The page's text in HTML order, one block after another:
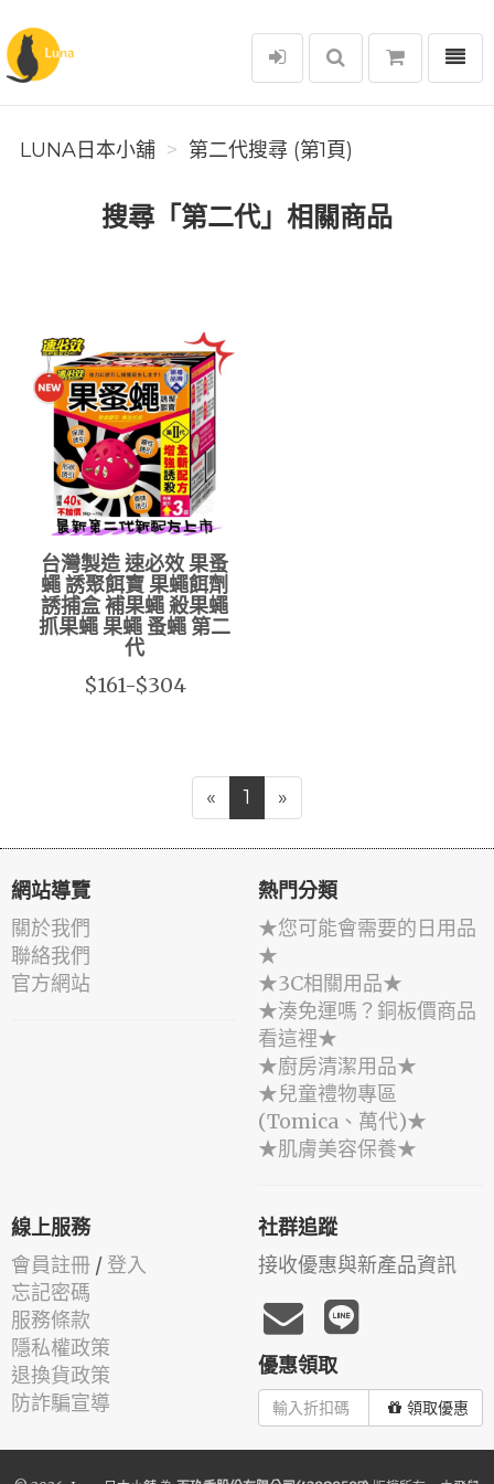
Luna日本小舖
選單
LUNA日本小舖 第二代搜尋 (第1頁)
搜尋「第二代」相關商品
台灣製造 速必效 果蚤
蠅 誘聚餌寶 果蠅餌劑
誘捕盒 補果蠅 殺果蠅
抓果蠅 果蠅 蚤蠅 第二
代
$161-$304
« 1 »
網站導覽
關於我們
聯絡我們
官方網站
熱門分類
★您可能會需要的日用品
★
★3C相關用品★
★湊免運嗎？銅板價商品
看這裡★
★廚房清潔用品★
★兒童禮物專區
(Tomica、萬代)★
★肌膚美容保養★
線上服務
會員註冊 / 登入
忘記密碼
服務條款
隱私權政策
退換貨政策
防詐騙宣導
社群追蹤
接收優惠與新產品資訊
優惠領取
領取優惠